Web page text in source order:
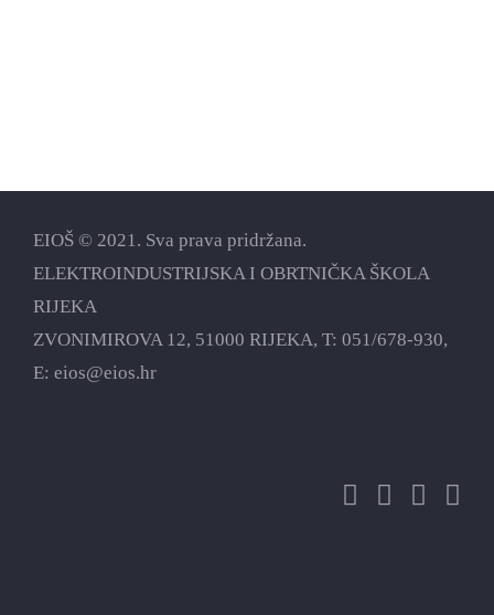
EIOŠ © 2021. Sva prava pridržana.
ELEKTROINDUSTRIJSKA I OBRTNIČKA ŠKOLA
RIJEKA
ZVONIMIROVA 12, 51000 RIJEKA, T: 051/678-930,
E: eios@eios.hr